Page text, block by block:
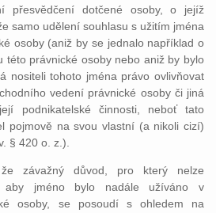
přesvědčení dotčené osoby, o jejíž
samo udělení souhlasu s užitím jména
osoby (aniž by se jednalo například o
této právnické osoby nebo aniž by bylo
nositeli tohoto jména právo ovlivňovat
vedení právnické osoby či jiná
podnikatelské činnosti, neboť tato
pojmově na svou vlastní (a nikoli cizí)
§ 420 o. z.).
závažný důvod, pro který nelze
aby jméno bylo nadále užíváno v
osoby, se posoudí s ohledem na